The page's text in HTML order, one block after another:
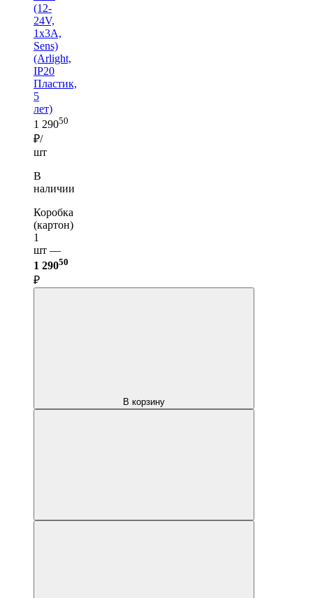
(12-
24V,
1x3A,
Sens)
(Arlight,
IP20
Пластик,
5
лет)
1 29050
₽/
шт
В
наличии
Коробка
(картон)
1
шт —
1 29050
₽
В корзину